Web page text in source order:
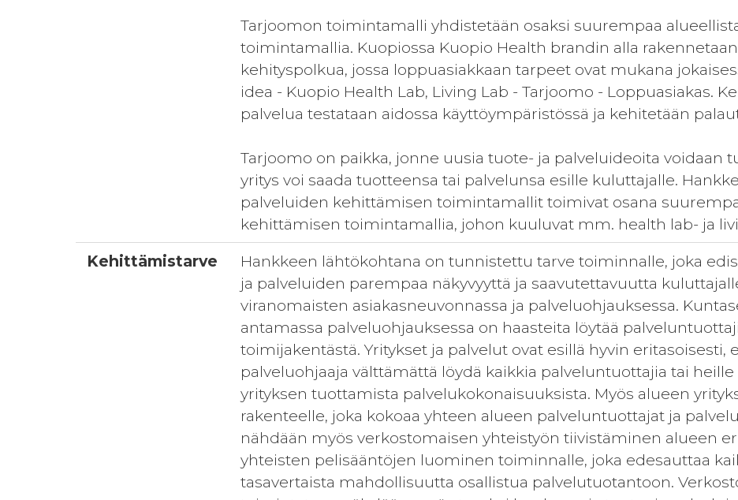
Tarjoomon toimintamalli yhdistetään osaksi suurempaa
toimintamallia. Kuopiossa Kuopio Health brandin alla
kehityspolkua, jossa loppuasiakkaan tarpeet ovat mukana
idea - Kuopio Health Lab, Living Lab - Tarjoomo - Loppuasiakas.
palvelua testataan aidossa käyttöympäristössä ja kehitetään
Tarjoomo on paikka, jonne uusia tuote- ja palveluideoita voidaan
yritys voi saada tuotteensa tai palvelunsa esille kuluttajalle.
palveluiden kehittämisen toimintamallit toimivat osana
kehittämisen toimintamallia, johon kuuluvat mm. health lab- ja
Kehittämistarve
Hankkeen lähtökohtana on tunnistettu tarve toiminnalle, joka
ja palveluiden parempaa näkyvyyttä ja saavutettavuutta
viranomaisten asiakasneuvonnassa ja palveluohjauksessa.
antamassa palveluohjauksessa on haasteita löytää
toimijakentästä. Yritykset ja palvelut ovat esillä hyvin eritasoisesti,
palveluohjaaja välttämättä löydä kaikkia palveluntuottajia tai
yrityksen tuottamista palvelukokonaisuuksista. Myös alueen
rakenteelle, joka kokoaa yhteen alueen palveluntuottajat ja
nähdään myös verkostomaisen yhteistyön tiivistäminen alueen
yhteisten pelisääntöjen luominen toiminnalle, joka edesauttaa
tasavertaista mahdollisuutta osallistua palvelutuotantoon.